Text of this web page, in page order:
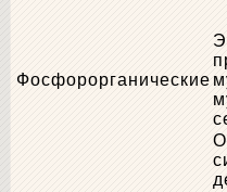
Фосфорорганические